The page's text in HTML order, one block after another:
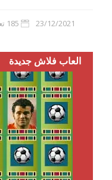
23/12/2021 185 تعليق
العاب فلاش جديدة